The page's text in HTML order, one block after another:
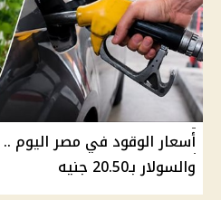
والسولار بـ20.50 جنيه